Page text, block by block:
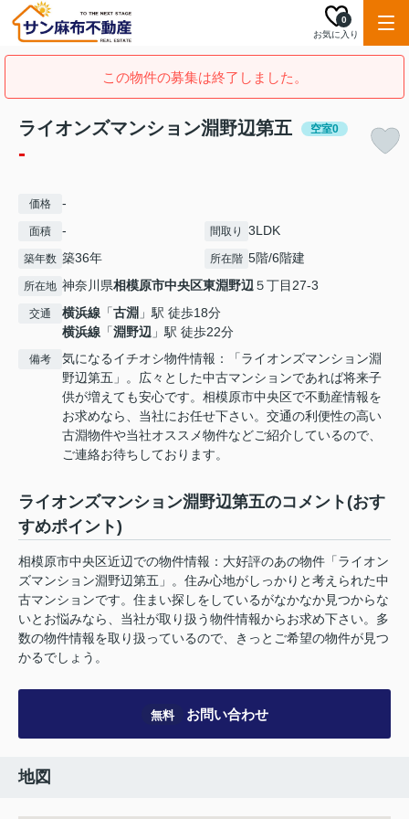
お気に入り
0
この物件の募集は終了しました。
ライオンズマンション淵野辺第五 空室0
-
価格 -
面積 - 間取り 3LDK
築年数 築36年 所在階 5階/6階建
所在地 神奈川県相模原市中央区東淵野辺 ５丁目27-3
交通 横浜線 「古淵 」駅 徒歩18分
横浜線 「淵野辺 」駅 徒歩22分
備考
気になるイチオシ物件情報：「ライオンズマンション淵
野辺第五」。広々とした中古マンションであれば将来子
供が増えても安心です。相模原市中央区で不動産情報を
お求めなら、当社にお任せ下さい。交通の利便性の高い
古淵物件や当社オススメ物件などご紹介しているので、
ご連絡お待ちしております。
ライオンズマンション淵野辺第五のコメント(おす
すめポイント)
相模原市中央区近辺での物件情報：大好評のあの物件「ライオン
ズマンション淵野辺第五」。住み心地がしっかりと考えられた中
古マンションです。住まい探しをしているがなかなか見つからな
いとお悩みなら、当社が取り扱う物件情報からお求め下さい。多
数の物件情報を取り扱っているので、きっとご希望の物件が見つ
かるでしょう。
無料 お問い合わせ
地図